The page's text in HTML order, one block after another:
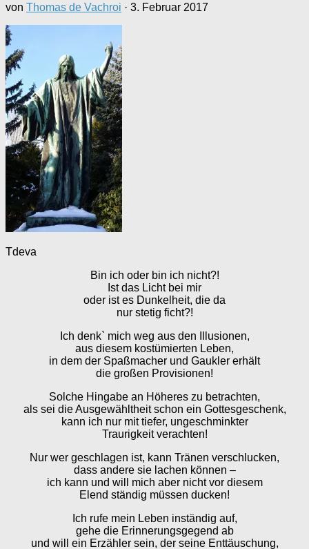
von Thomas de Vachroi · 3. Februar 2017
Tdeva
Bin ich oder bin ich nicht?!
Ist das Licht bei mir
oder ist es Dunkelheit, die da
nur stetig ficht?!
Ich denk` mich weg aus den Illusionen,
aus diesem kostümierten Leben,
in dem der Spaßmacher und Gaukler erhält
die großen Provisionen!
Solche Hingabe an Höheres zu betrachten,
als sei die Ausgewähltheit schon ein Gottesgeschenk,
kann ich nur mit tiefer, ungeschminkter
Traurigkeit verachten!
Nur wer geschlagen ist, kann Tränen verschlucken,
dass andere sie lachen können –
ich kann und will mich aber nicht vor diesem
Elend ständig müssen ducken!
Ich rufe mein Leben inständig auf,
gehe die Erinnerungsgegend ab
und will ein Erzähler sein, der seine Enttäuschung,